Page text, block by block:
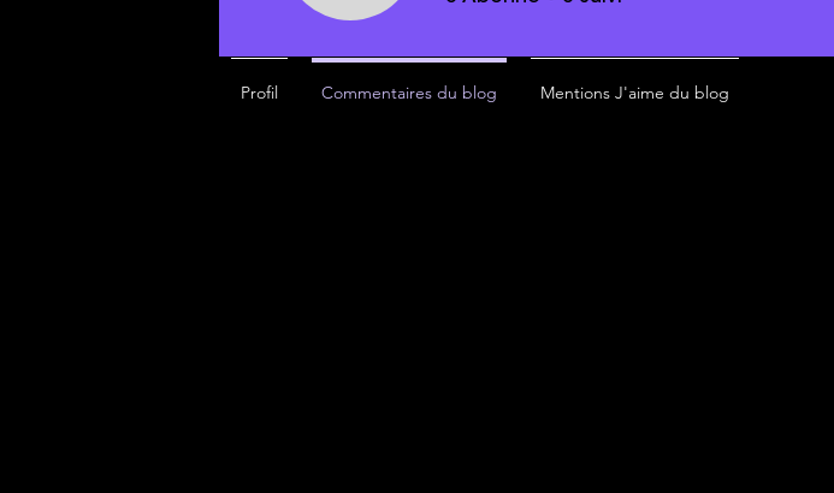
Profil Commentaires du blog Mentions J'aime du blog